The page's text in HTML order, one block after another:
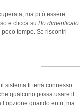
ma può essere
e clicca su Ho dimenticato
tempo. Se riscontri
sistema ti terrà connesso
qualcuno possa usare il
quando entri, ma